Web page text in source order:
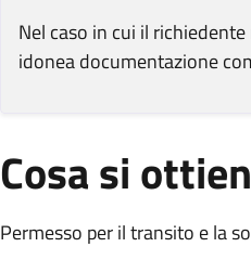
Nel caso in cui il
idonea documentazione
Cosa si
Permesso per il transito e la